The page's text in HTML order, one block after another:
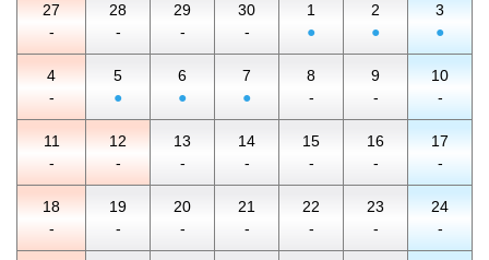
27
-
28
-
29
-
30
-
1
●
2
●
3
●
4
-
5
●
6
●
7
●
8
-
9
-
10
-
11
-
12
-
13
-
14
-
15
-
16
-
17
-
18
-
19
-
20
-
21
-
22
-
23
-
24
-